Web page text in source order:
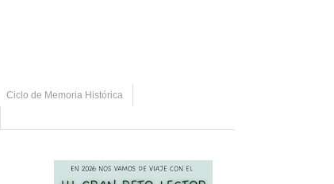
Ciclo de Memoria Histórica